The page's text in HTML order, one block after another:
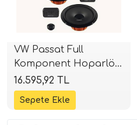
VW Passat Full
Komponent Hoparlör
Seti | Ön & Arka Hertz
DSK 165.3 | 16cm +
16cm | SPLHIFI
16.595,92 TL